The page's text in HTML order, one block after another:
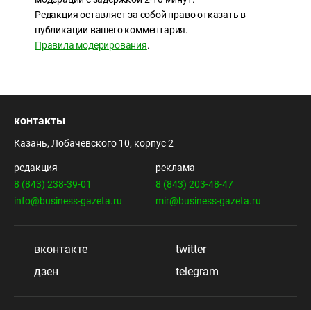
Редакция оставляет за собой право отказать в
публикации вашего комментария.
Правила модерирования.
контакты
Казань, Лобачевского 10, корпус 2
редакция
8 (843) 238-39-01
info@business-gazeta.ru
реклама
8 (843) 203-48-47
mir@business-gazeta.ru
вконтакте
twitter
дзен
telegram